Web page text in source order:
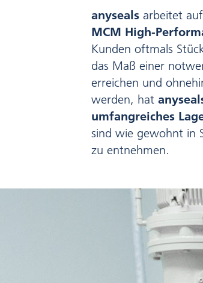
anyseals arbeitet
MCM High-
Kunden oftmals
das Maß einer
erreichen und
werden, hat
umfangreiches
sind wie gewohnt in
zu entnehmen.